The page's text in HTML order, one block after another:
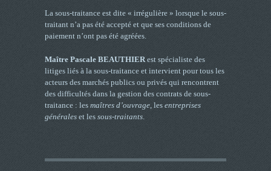
La sous-traitance est dite « irrégulière » lorsque le sous-
traitant n’a pas été accepté et que ses conditions de
paiement n’ont pas été agréées.
Maître Pascale BEAUTHIERest spécialiste des
litiges liés à la sous-traitance et intervient pour tous les
acteurs des marchés publics ou privés qui rencontrent
des difficultés dans la gestion des contrats de sous-
traitance : les maîtres d’ouvrage, les entreprises
générales et les sous-traitants.